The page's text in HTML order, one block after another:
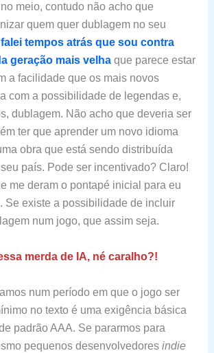
meio, contudo não acho que
quem quer dublagem no seu
falei tempos atrás que sou contra
geração mais velhaque parece estar
a facilidade que os mais novos
com a possibilidade de legendas e,
dublagem. Não acho que deveria ser
ter que aprender um novo idioma
obra que está sendo distribuída
país. Pode ser incentivado? Claro!
me deram o pontapé inicial para eu
Se existe a possibilidade de incluir
num jogo, que assim seja.
merda de IA, né caralho?!
num período em que o jogo ser
no texto é uma exigência básica
padrão AAA. Se pararmos para
pequenos desenvolvedores indie